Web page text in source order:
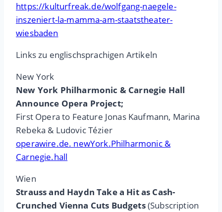
https://kulturfreak.de/wolfgang-naegele-
inszeniert-la-mamma-am-staatstheater-
wiesbaden
Links zu englischsprachigen Artikeln
New York
New York Philharmonic & Carnegie Hall
Announce Opera Project;
First Opera to Feature Jonas Kaufmann, Marina
Rebeka & Ludovic Tézier
operawire.de. newYork.Philharmonic &
Carnegie.hall
Wien
Strauss and Haydn Take a Hit as Cash-
Crunched Vienna Cuts Budgets(Subscription